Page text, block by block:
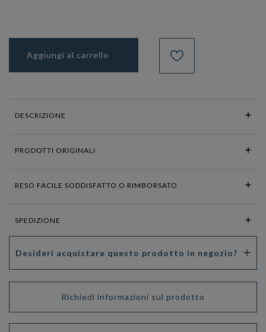
Aggiungi al carrello
DESCRIZIONE
PRODOTTI ORIGINALI
RESO FACILE SODDISFATTO O RIMBORSATO
SPEDIZIONE
Desideri acquistare questo prodotto in negozio?
Richiedi informazioni sul prodotto